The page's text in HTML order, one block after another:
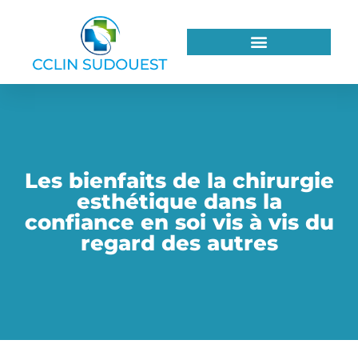
Les bienfaits de la chirurgie
esthétique dans la
confiance en soi vis à vis du
regard des autres